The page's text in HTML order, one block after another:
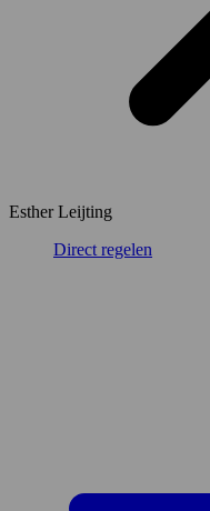
Esther Leijting
Direct regelen